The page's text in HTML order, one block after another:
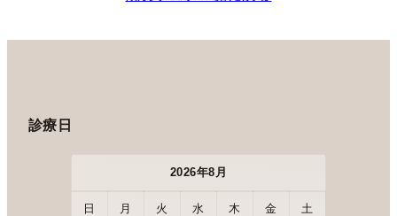
診療日
2026年8月
日 月 火 水 木 金 土